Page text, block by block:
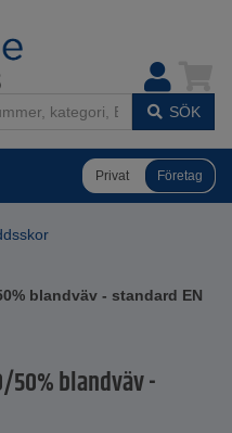
SÖK
Privat Företag
blandväv - standard EN
50% blandväv -